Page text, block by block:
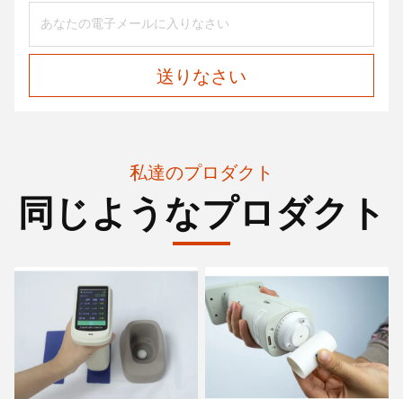
送りなさい
私達のプロダクト
同じようなプロダクト